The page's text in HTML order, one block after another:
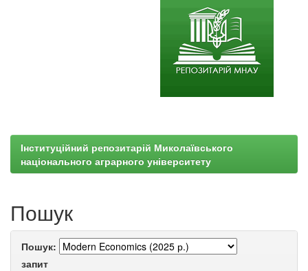
Інституційний репозитарій Миколаївського
національного аграрного університету
Пошук
Пошук:
запит